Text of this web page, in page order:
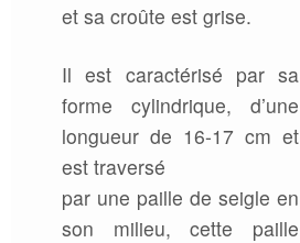
et sa croûte est grise.
Il est caractérisé par sa
forme cylindrique, d’une
longueur de 16-17 cm et
est traversé
par une paille de seigle en
son milieu, cette paille